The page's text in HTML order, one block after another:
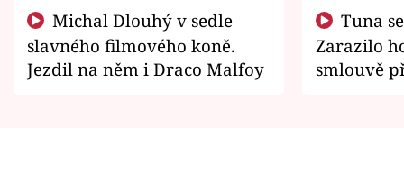
slavného filmového koně.
Jezdil na něm i Draco Malfoy
Zarazilo
smlouvě